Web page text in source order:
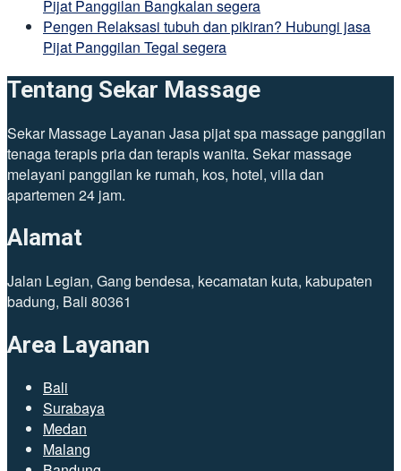
Pijat Panggilan Bangkalan segera
Pengen Relaksasi tubuh dan pikiran? Hubungi jasa
Pijat Panggilan Tegal segera
Tentang Sekar Massage
Sekar Massage Layanan Jasa pijat spa massage panggilan
tenaga terapis pria dan terapis wanita. Sekar massage
melayani panggilan ke rumah, kos, hotel, villa dan
apartemen 24 jam.
Alamat
Jalan Legian, Gang bendesa, kecamatan kuta, kabupaten
badung, Bali 80361
Area Layanan
Bali
Surabaya
Medan
Malang